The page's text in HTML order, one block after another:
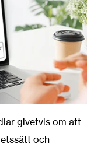
givetvis om att
och